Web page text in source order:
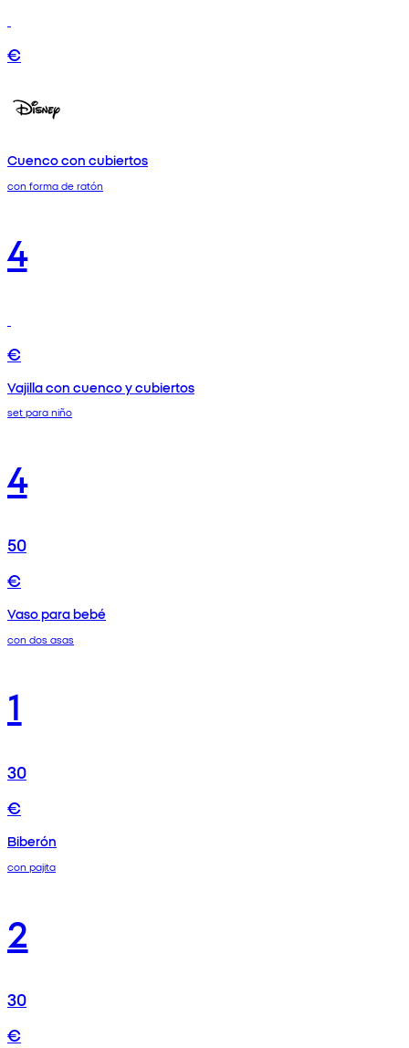
€
Cuenco con cubiertos
con forma de ratón
4
€
Vajilla con cuenco y cubiertos
set para niño
4
50
€
Vaso para bebé
con dos asas
1
30
€
Biberón
con pajita
2
30
€